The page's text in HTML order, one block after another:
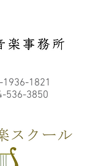
1936-1821
536-3850